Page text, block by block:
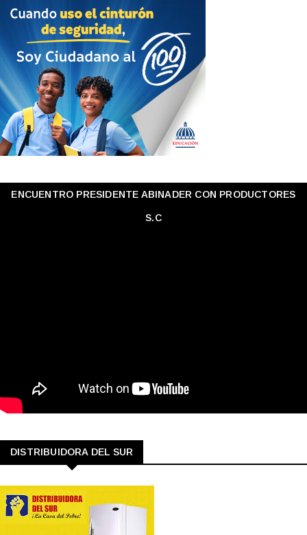
ENCUENTRO PRESIDENTE ABINADER CON PRODUCTORES
S.C
DISTRIBUIDORA DEL SUR